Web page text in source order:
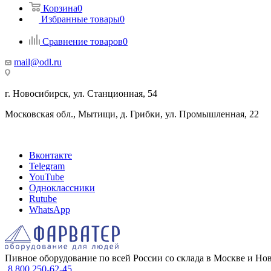
Корзина0
Избранные товары0
Сравнение товаров0
mail@odl.ru
г. Новосибирск, ул. Станционная, 54
Московская обл., Мытищи, д. Грибки, ул. Промышленная, 22
Вконтакте
Telegram
YouTube
Одноклассники
Rutube
WhatsApp
Пивное оборудование по всей России со склада в Москве и
8 800 250-62-45